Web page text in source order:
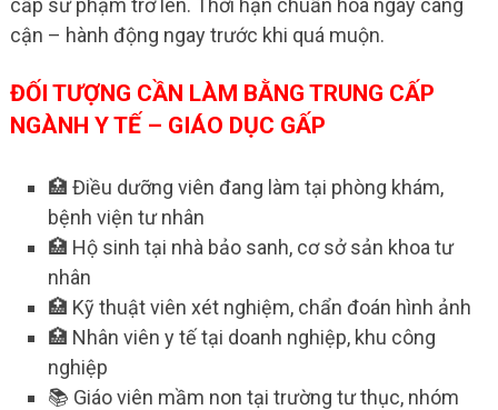
cấp sư phạm trở lên. Thời hạn chuẩn hóa ngày càng
cận – hành động ngay trước khi quá muộn.
ĐỐI TƯỢNG CẦN LÀM BẰNG TRUNG CẤP
NGÀNH Y TẾ – GIÁO DỤC GẤP
🏥 Điều dưỡng viên đang làm tại phòng khám,
bệnh viện tư nhân
🏥 Hộ sinh tại nhà bảo sanh, cơ sở sản khoa tư
nhân
🏥 Kỹ thuật viên xét nghiệm, chẩn đoán hình ảnh
🏥 Nhân viên y tế tại doanh nghiệp, khu công
nghiệp
📚 Giáo viên mầm non tại trường tư thục, nhóm